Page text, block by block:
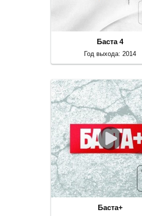
Баста 4
Год выхода: 2014
Баста+